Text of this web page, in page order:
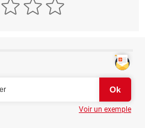
Voir un exemple